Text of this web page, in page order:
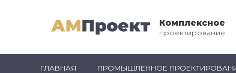
Комплексное
проектирование
ГЛАВНАЯ ПРОМЫШЛЕННОЕ